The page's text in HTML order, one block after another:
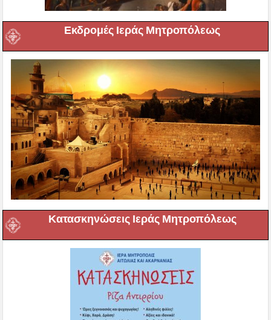
Εκδρομές Ιεράς Μητροπόλεως
Κατασκηνώσεις Ιεράς Μητροπόλεως